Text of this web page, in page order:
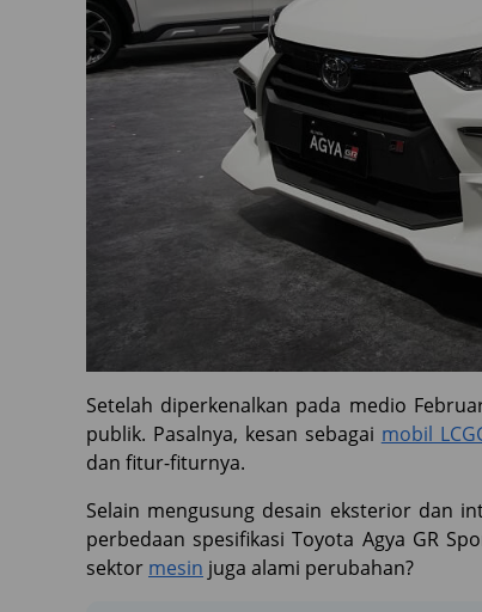
Setelah diperkenalkan pada medio
publik. Pasalnya, kesan sebagai mobil
dan fitur-fiturnya.
Selain mengusung desain eksterior dan
perbedaan spesifikasi Toyota Agya GR
sektor mesin juga alami perubahan?